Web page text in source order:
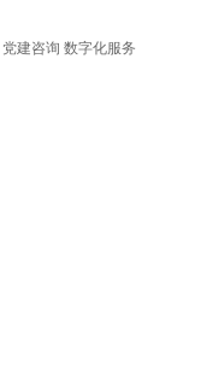
党建咨询 数字化服务